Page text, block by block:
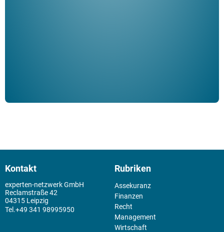
Kontakt
experten-netzwerk GmbH
Reclamstraße 42
04315 Leipzig
+49 341 98995950
Rubriken
Assekuranz
Finanzen
Recht
Management
Wirtschaft